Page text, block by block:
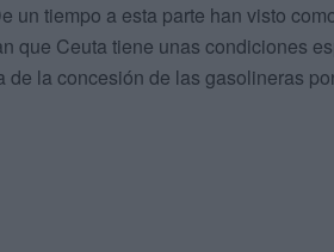
un tiempo a esta parte han visto
que Ceuta tiene unas condiciones
de la concesión de las gasolineras